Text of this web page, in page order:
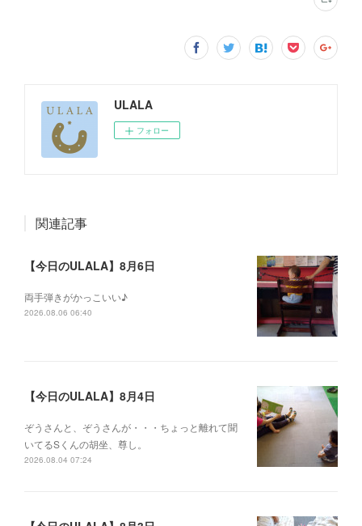
ULALA
フォロー
関連記事
【今日のULALA】8月6日
両手弾きがかっこいい♪
2026.08.06 06:40
【今日のULALA】8月4日
ぞうさんと、ぞうさんが・・・ちょっと離れて聞
いてるSくんの胡坐、尊し。
2026.08.04 07:24